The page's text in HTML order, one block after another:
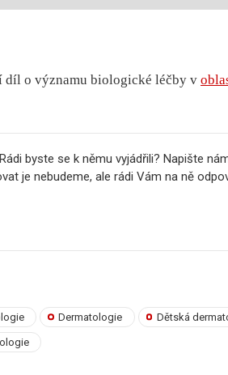
díl o významu biologické léčby v
byste se k němu vyjádřili? Napište
je nebudeme, ale rádi Vám na ně
Dermatologie Dětská